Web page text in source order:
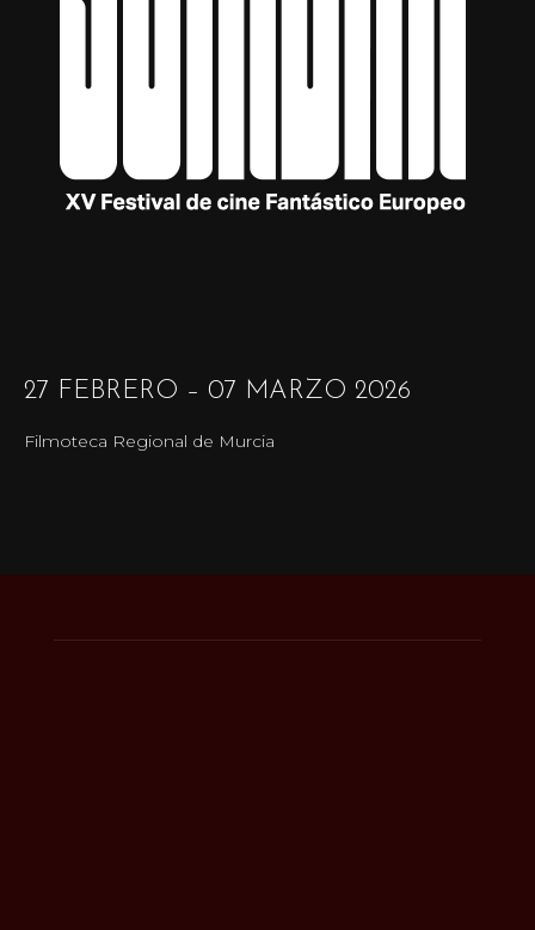
27 FEBRERO – 07 MARZO 2026
Filmoteca Regional de Murcia